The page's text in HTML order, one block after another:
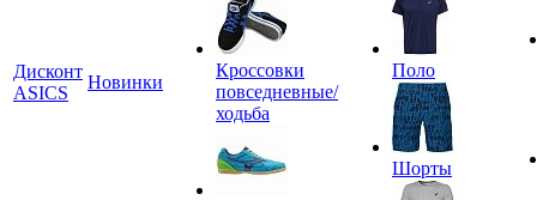
Дисконт
ASICS
Новинки
Кроссовки
повседневные/
ходьба
Поло
Шорты